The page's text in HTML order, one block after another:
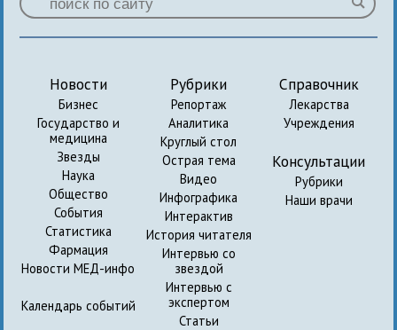
Новости
Бизнес
Государство и
медицина
Звезды
Наука
Общество
События
Статистика
Фармация
Новости МЕД-инфо
Календарь событий
Рубрики
Репортаж
Аналитика
Круглый стол
Острая тема
Видео
Инфографика
Интерактив
История читателя
Интервью со
звездой
Интервью с
экспертом
Статьи
Справочник
Лекарства
Учреждения
Консультации
Рубрики
Наши врачи